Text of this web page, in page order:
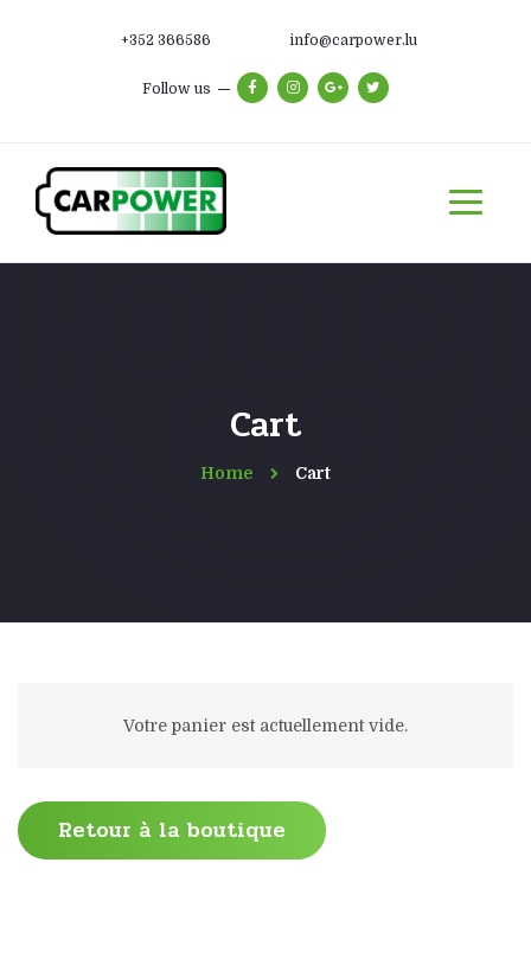
+352 366586 info@carpower.lu
Follow us
Cart
Home Cart
Votre panier est actuellement vide.
Retour à la boutique